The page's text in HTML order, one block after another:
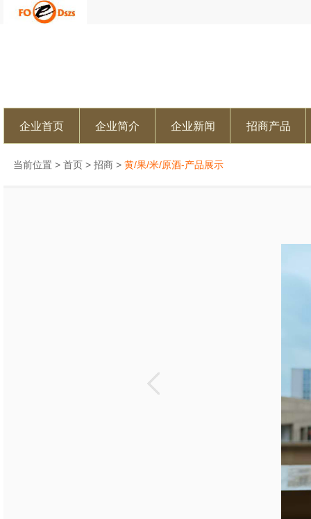
企业首页 企业简介 企业新闻 招商产品
当前位置 > 首页 > 招商 > 黄/果/米/原酒-产品展示